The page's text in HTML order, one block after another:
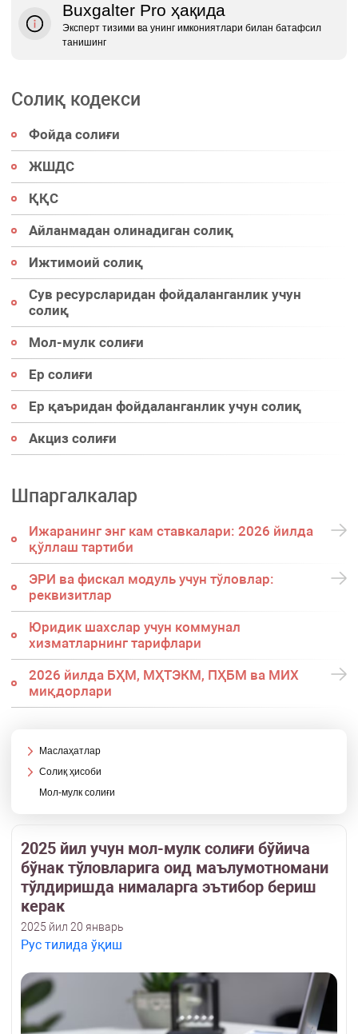
Buxgalter Pro ҳақида
Эксперт тизими ва унинг имкониятлари билан батафсил
танишинг
Солиқ кодекси
Фойда солиғи
ЖШДС
ҚҚС
Айланмадан олинадиган солиқ
Ижтимоий солиқ
Сув ресурсларидан фойдаланганлик учун
солиқ
Мол-мулк солиғи
Ер солиғи
Ер қаъридан фойдаланганлик учун солиқ
Акциз солиғи
Шпаргалкалар
Ижаранинг энг кам ставкалари: 2026 йилда
қўллаш тартиби
ЭРИ ва фискал модуль учун тўловлар:
реквизитлар
Юридик шахслар учун коммунал
хизматларнинг тарифлари
2026 йилда БҲМ, МҲТЭКМ, ПҲБМ ва МИХ
миқдорлари
Маслаҳатлар
Солиқ ҳисоби
Мол-мулк солиғи
2025 йил учун мол-мулк солиғи бўйича
бўнак тўловларига оид маълумотномани
тўлдиришда нималарга эътибор бериш
керак
2025 йил 20 январь
Рус тилида ўқиш